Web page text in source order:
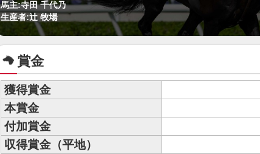
馬主:寺田 千代乃
生産者:辻 牧場
賞金
獲得賞金
本賞金
付加賞金
収得賞金（平地）